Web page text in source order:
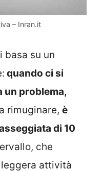
– Inran.it
basa su un
quando ci si
un problema,
rimuginare, è
di 10
che
attività